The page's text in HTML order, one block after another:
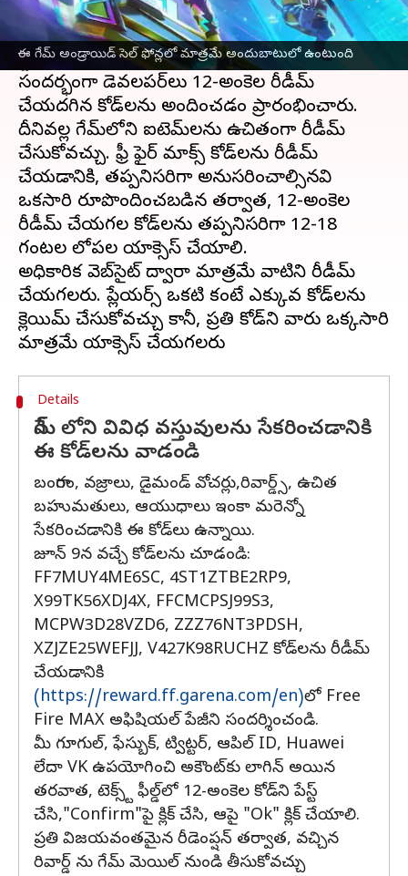
ఈ గేమ్ అండ్రాయిడ్ సెల్ ఫోన్లలో మాత్రమే అందుబాటులో ఉంటుంది
Garena సెప్టెంబర్ 2021లో కాస్మెటిక్ అప్‌లతో ఫ్రీ ఫైర్
మాక్స్ ని విడుదల చేసింది. ఈమధ్యే గూగుల్ ప్లే
స్టోర్‌లో 100 మిలియన్ డౌన్‌లోడ్‌లు చేరుకుంది. ఈ
సందర్భంగా డెవలపర్‌లు 12-అంకెల రీడీమ్
చేయదగిన కోడ్‌లను అందించడం ప్రారంభించారు.
దీనివల్ల గేమ్‌లోని ఐటెమ్‌లను ఉచితంగా రీడీమ్
చేసుకోవచ్చు. ఫ్రీ ఫైర్ మాక్స్ కోడ్‌లను రీడీమ్
చేయడానికి, తప్పనిసరిగా అనుసరించాల్సినవి
ఒకసారి రూపొందించబడిన తర్వాత, 12-అంకెల
రీడీమ్ చేయగల కోడ్‌లను తప్పనిసరిగా 12-18
గంటల లోపల యాక్సెస్ చేయాలి.
అధికారిక వెబ్‌సైట్ ద్వారా మాత్రమే వాటిని రీడీమ్
చేయగలరు. ప్లేయర్స్ ఒకటి కంటే ఎక్కువ కోడ్‌లను
క్లెయిమ్ చేసుకోవచ్చు కానీ, ప్రతి కోడ్‌ని వారు ఒక్కసారి
Details
గేమ్ లోని వివిధ వస్తువులను సేకరించడానికి
ఈ కోడ్‌లను వాడండి
బంగారం, వజ్రాలు, డైమండ్ వోచర్లు,రివార్డ్స్, ఉచిత
బహుమతులు, ఆయుధాలు ఇంకా మరెన్నో
సేకరించడానికి ఈ కోడ్‌లు ఉన్నాయి.
జూన్ 9న వచ్చే కోడ్‌లను చూడండి:
FF7MUY4ME6SC, 4ST1ZTBE2RP9,
X99TK56XDJ4X, FFCMCPSJ99S3,
MCPW3D28VZD6, ZZZ76NT3PDSH,
XZJZE25WEFJJ, V427K98RUCHZ కోడ్‌లను రీడీమ్
చేయడానికి
(https://reward.ff.garena.com/en)లో Free
Fire MAX అఫిషియల్ పేజీని సందర్శించండి.
మీ గూగుల్, ఫేస్బుక్, ట్విట్టర్, ఆపిల్ ID, Huawei
లేదా VK ఉపయోగించి అకౌంట్‌కు లాగిన్ అయిన
తరవాత, టెక్స్ట్ ఫీల్డ్‌లో 12-అంకెల కోడ్‌ని పేస్ట్
చేసి,"Confirm"పై క్లిక్ చేసి, ఆపై "Ok" క్లిక్ చేయాలి.
ప్రతి విజయవంతమైన రీడెంప్షన్ తర్వాత, వచ్చిన
రివార్డ్ ను గేమ్ మెయిల్ నుండి తీసుకోవచ్చు